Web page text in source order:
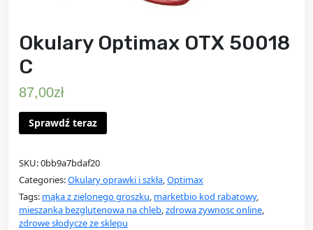
Okulary Optimax OTX 50018
C
87,00zł
Sprawdź teraz
SKU:0bb9a7bdaf20
Categories:Okulary oprawki i szkła Optimax
Tags: mąka z zielonego groszku marketbio kod rabatowy,
mieszanka bezglutenowa na chleb zdrowa zywnosc online
zdrowe słodycze ze sklepu